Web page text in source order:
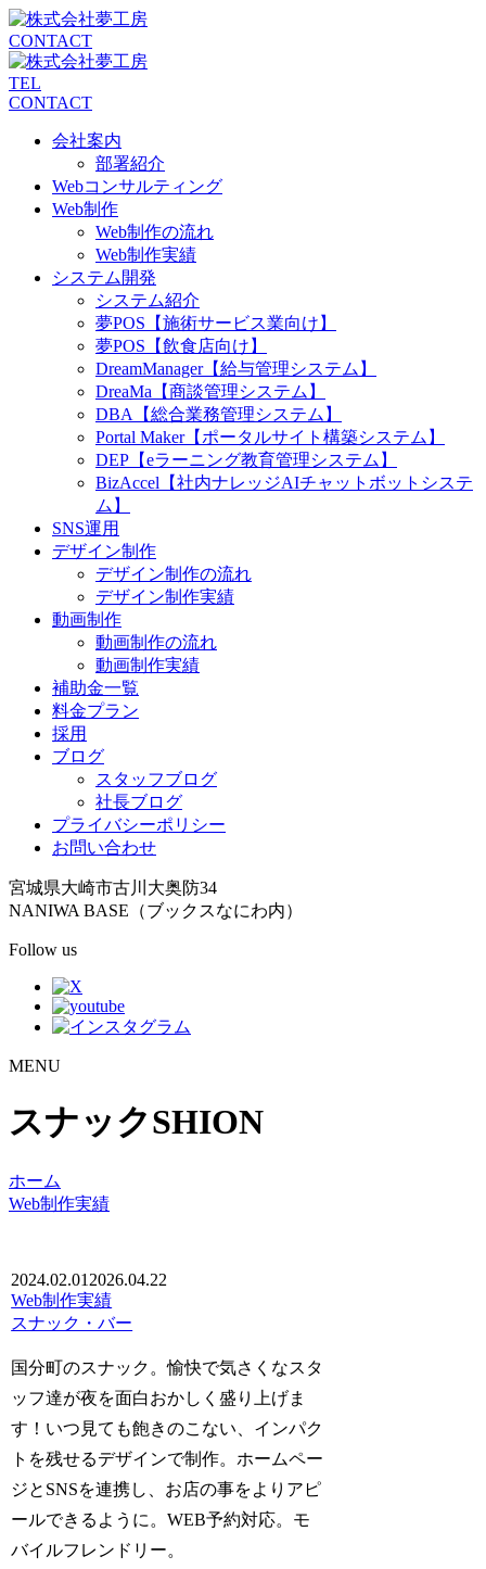
CONTACT
TEL
CONTACT
会社案内
部署紹介
Webコンサルティング
Web制作
Web制作の流れ
Web制作実績
システム開発
システム紹介
夢POS【施術サービス業向け】
夢POS【飲食店向け】
DreamManager【給与管理システム】
DreaMa【商談管理システム】
DBA【総合業務管理システム】
Portal Maker【ポータルサイト構築システム】
DEP【eラーニング教育管理システム】
BizAccel【社内ナレッジAIチャットボットシステ
ム】
SNS運用
デザイン制作
デザイン制作の流れ
デザイン制作実績
動画制作
動画制作の流れ
動画制作実績
補助金一覧
料金プラン
採用
ブログ
スタッフブログ
社長ブログ
プライバシーポリシー
お問い合わせ
宮城県大崎市古川大奥防34
NANIWA BASE（ブックスなにわ内）
Follow us
MENU
スナックSHION
ホーム
Web制作実績
2024.02.01 2026.04.22
Web制作実績
スナック・バー
国分町のスナック。愉快で気さくなスタ
ッフ達が夜を面白おかしく盛り上げま
す！いつ見ても飽きのこない、インパク
トを残せるデザインで制作。ホームペー
ジとSNSを連携し、お店の事をよりアピ
ールできるように。WEB予約対応。モ
バイルフレンドリー。